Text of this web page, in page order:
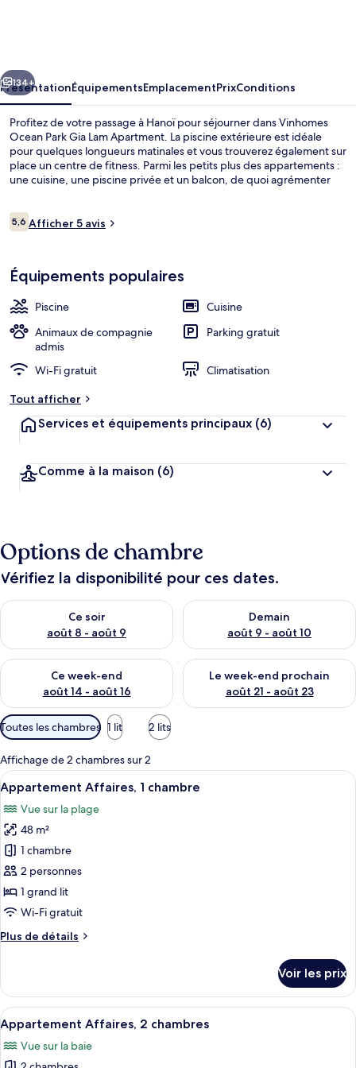
Lam
Apartment
Suivant
134+
PrésentationÉquipementsEmplacementPrixConditions
Profitez de votre passage à Hanoï pour séjourner dans Vinhomes
Ocean Park Gia Lam Apartment. La piscine extérieure est idéale
pour quelques longueurs matinales et vous trouverez également sur
place un centre de fitness. Parmi les petits plus des appartements :
une cuisine, une piscine privée et un balcon, de quoi agrémenter
Avis
voyageurs
5,65,6 sur 10
Afficher 5 avis
Équipements populaires
Piscine
Cuisine
Animaux de compagnie
admis
Parking gratuit
Wi-Fi gratuit
Climatisation
Tout afficher
Services et équipements principaux (6)
Comme à la maison (6)
Options de chambre
Vérifiez la disponibilité pour ces dates.
Ce soir
août 8 - août 9
Vérifier la disponibilité pour ce soir août 8 - août 9
Demain
août 9 - août 10
Vérifier la disponibilité pour
Ce week-end
août 14 - août 16
Vérifier la disponibilité pour ce week-end août 14 - août 16
Le week-end prochain
août 21 - août 23
Vérifier la disponibilité pour
Filtres
disponibles
pour
les
chambres
Toutes les chambres 1 lit 2 lits
Affichage de 2 chambres sur 2
Afficher
toutes
les
photos
pour
ce
type
de
chambre :
Appartement
chambre
Appartement Affaires, 1 chambre |
43
Appartement Affaires, 1 chambre
Vue sur la plage
48 m²
1 chambre
2 personnes
1 grand lit
Wi-Fi gratuit
Plus de détails
Plus
le
type
de
chambre
Appartement
Affaires,
Voir les prix
Afficher
toutes
les
Un salon moderne avec un canapé
50
Appartement Affaires, 2 chambres
Vue sur la baie